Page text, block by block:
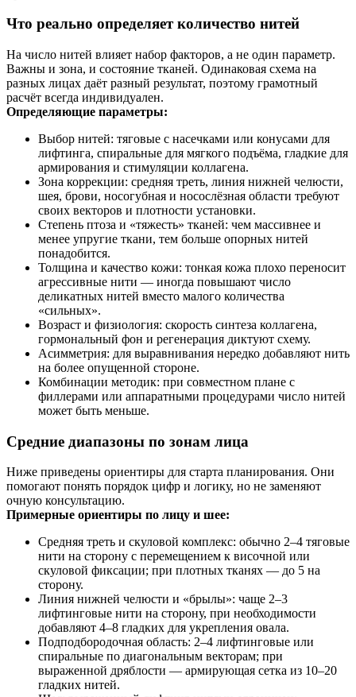
Что реально определяет количество нитей
На число нитей влияет набор факторов, а не один параметр.
Важны и зона, и состояние тканей. Одинаковая схема на
разных лицах даёт разный результат, поэтому грамотный
расчёт всегда индивидуален.
Определяющие параметры:
Выбор нитей: тяговые с насечками или конусами для
лифтинга, спиральные для мягкого подъёма, гладкие для
армирования и стимуляции коллагена.
Зона коррекции: средняя треть, линия нижней челюсти,
шея, брови, носогубная и носослёзная области требуют
своих векторов и плотности установки.
Степень птоза и «тяжесть» тканей: чем массивнее и
менее упругие ткани, тем больше опорных нитей
понадобится.
Толщина и качество кожи: тонкая кожа плохо переносит
агрессивные нити — иногда повышают число
деликатных нитей вместо малого количества
«сильных».
Возраст и физиология: скорость синтеза коллагена,
гормональный фон и регенерация диктуют схему.
Асимметрия: для выравнивания нередко добавляют нить
на более опущенной стороне.
Комбинации методик: при совместном плане с
филлерами или аппаратными процедурами число нитей
может быть меньше.
Средние диапазоны по зонам лица
Ниже приведены ориентиры для старта планирования. Они
помогают понять порядок цифр и логику, но не заменяют
очную консультацию.
Примерные ориентиры по лицу и шее:
Средняя треть и скуловой комплекс: обычно 2–4 тяговые
нити на сторону с перемещением к височной или
скуловой фиксации; при плотных тканях — до 5 на
сторону.
Линия нижней челюсти и «брылы»: чаще 2–3
лифтинговые нити на сторону, при необходимости
добавляют 4–8 гладких для укрепления овала.
Подподбородочная область: 2–4 лифтинговые или
спиральные по диагональным векторам; при
выраженной дряблости — армирующая сетка из 10–20
гладких нитей.